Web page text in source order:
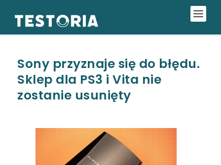
Sony przyznaje się do błędu.
Sklep dla PS3 i Vita nie
zostanie usunięty